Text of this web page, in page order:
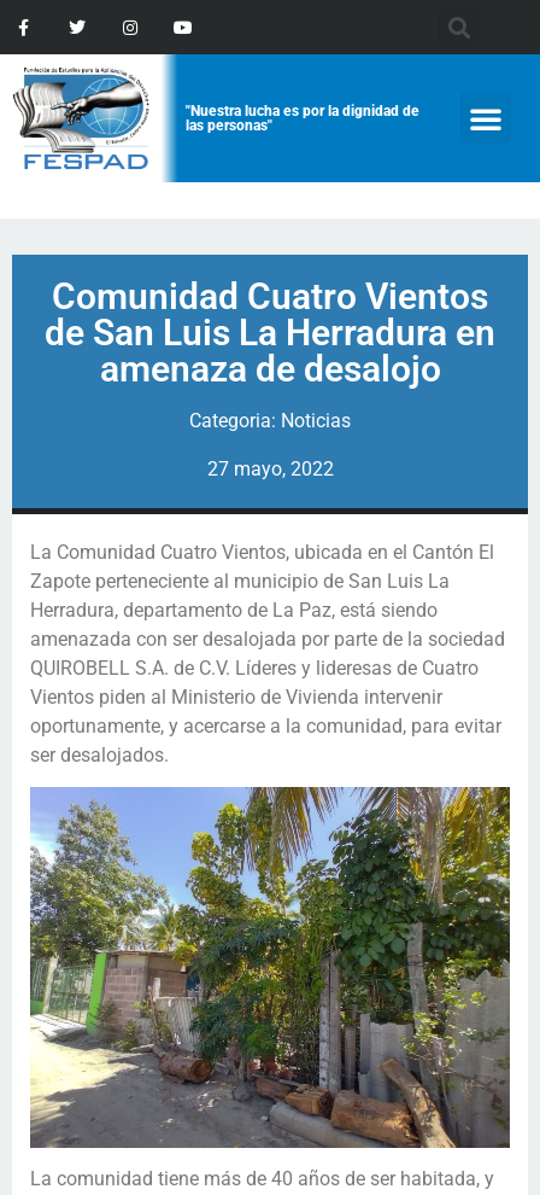
"Nuestra lucha es por la dignidad de
las personas"
Comunidad Cuatro Vientos
de San Luis La Herradura en
amenaza de desalojo
Categoria: Noticias
27 mayo, 2022
La Comunidad Cuatro Vientos, ubicada en el Cantón El
Zapote perteneciente al municipio de San Luis La
Herradura, departamento de La Paz, está siendo
amenazada con ser desalojada por parte de la sociedad
QUIROBELL S.A. de C.V. Líderes y lideresas de Cuatro
Vientos piden al Ministerio de Vivienda intervenir
oportunamente, y acercarse a la comunidad, para evitar
ser desalojados.
La comunidad tiene más de 40 años de ser habitada, y